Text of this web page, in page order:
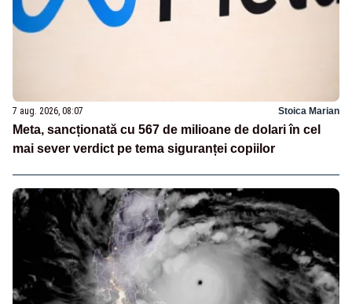
7 aug. 2026, 08:07 Stoica Marian
Meta, sancționată cu 567 de milioane de dolari în cel
mai sever verdict pe tema siguranței copiilor